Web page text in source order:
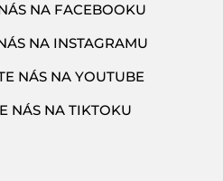
NA FACEBOOKU
NA INSTAGRAMU
NÁS NA YOUTUBE
NÁS NA TIKTOKU